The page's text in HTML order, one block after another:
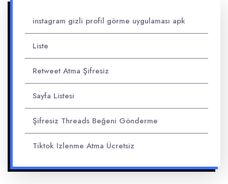
instagram gizli profil görme uygulaması apk
Liste
Retweet Atma Şifresiz
Sayfa Listesi
Şifresiz Threads Beğeni Gönderme
Tiktok Izlenme Atma Ücretsiz